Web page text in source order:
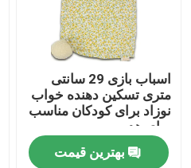
اسباب بازی 29 سانتی
متری تسکین دهنده خواب
نوزاد برای کودکان مناسب
برای هدیه
بهترین قیمت